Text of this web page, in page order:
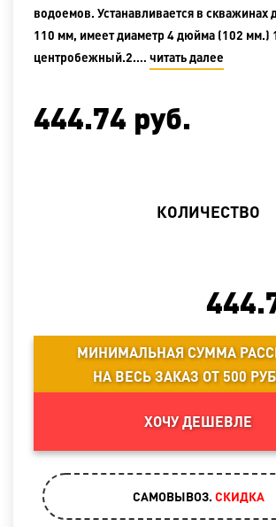
водоемов. Устанавливается в скважинах
110 мм, имеет диаметр 4 дюйма (102 мм.)
центробежный.2.… читать далее
444.74 руб.
КОЛИЧЕСТВО
МИНИМАЛЬНАЯ СУММА
НА ВЕСЬ ЗАКАЗ ОТ 500
ХОЧУ ДЕШЕВЛЕ
САМОВЫВОЗ. CКИДКА